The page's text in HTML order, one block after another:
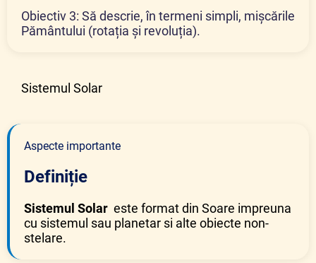
Obiectiv 3: Să descrie, în termeni simpli, mișcările
Pământului (rotația și revoluția).
Sistemul Solar
Aspecte importante
Definiție
Sistemul Solar este format din Soare impreuna
cu sistemul sau planetar si alte obiecte non-
stelare.